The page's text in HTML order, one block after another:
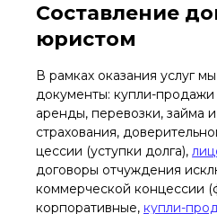
Составление
юристом
В рамках оказания услуг
документы: купли-
аренды, перевозки, займа
страхования,
цессии (уступки долга),
договоры отчуждения
коммерческой концессии
корпоративные, купли-